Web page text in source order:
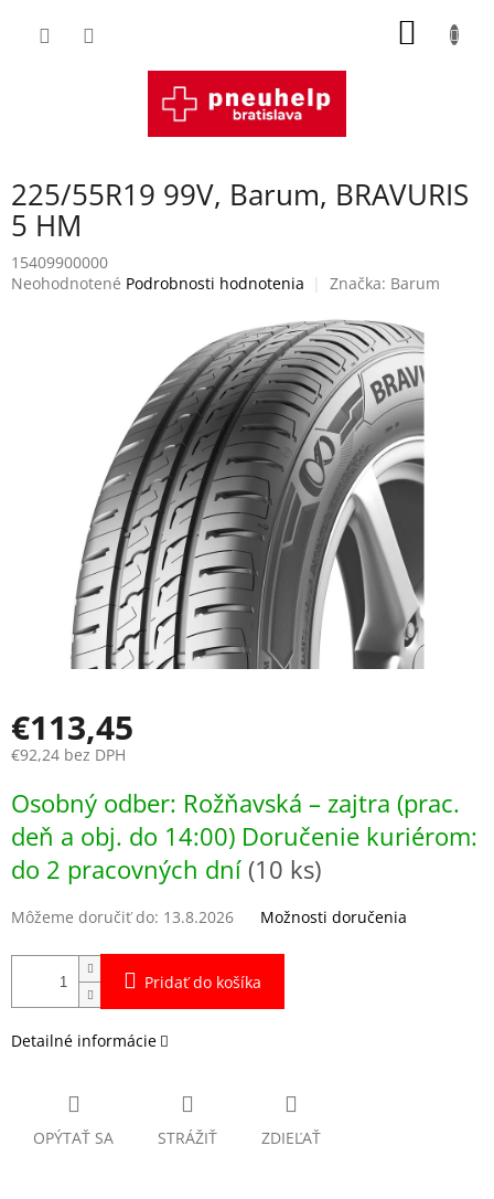
225/55R19 99V, Barum, BRAVURIS
5 HM
15409900000
Priemerné
Neohodnotené Podrobnosti hodnotenia Značka: Barum
€113,45
€92,24 bez DPH
cena:
Osobný odber: Rožňavská – zajtra (prac.
deň a obj. do 14:00) Doručenie kuriérom:
do 2 pracovných dní (10 ks)
Môžeme doručiť do: 13.8.2026 Možnosti doručenia
Pridať do košíka
Detailné informácie
OPÝTAŤ SA STRÁŽIŤ ZDIEĽAŤ